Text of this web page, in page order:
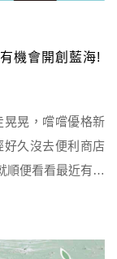
機會開創藍海!
晃，嚐嚐優格新
久沒去便利商店
順便看看最近有什
跟市售常見的一整